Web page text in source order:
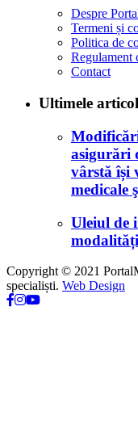
Despre
Termeni și
Politica de
Regulament
Contact
Ultimele
asigurări
vârstă își
medicale
Uleiul de
Copyright © 2021
specialiști. Web Design